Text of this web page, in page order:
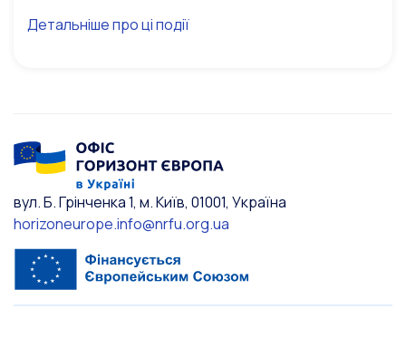
Детальніше про ці події
вул. Б. Грінченка 1, м. Київ, 01001, Україна
horizoneurope.info@nrfu.org.ua